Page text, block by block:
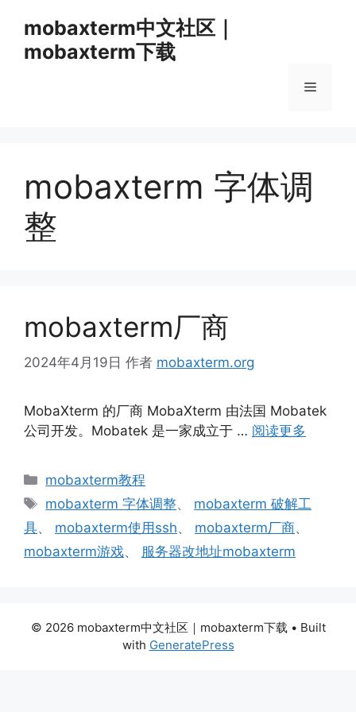
mobaxterm中文社区｜
mobaxterm下载
菜
mobaxterm 字体调
整
mobaxterm厂商
2024年4月19日 作者 mobaxterm.org
MobaXterm 的厂商 MobaXterm 由法国 Mobatek
公司开发。Mobatek 是一家成立于 … 阅读更多
分
mobaxterm教程
标
mobaxterm 字体调整、 mobaxterm 破解工
具、 mobaxterm使用ssh、 mobaxterm厂商、
mobaxterm游戏、 服务器改地址mobaxterm
© 2026 mobaxterm中文社区｜mobaxterm下载 • Built
with GeneratePress